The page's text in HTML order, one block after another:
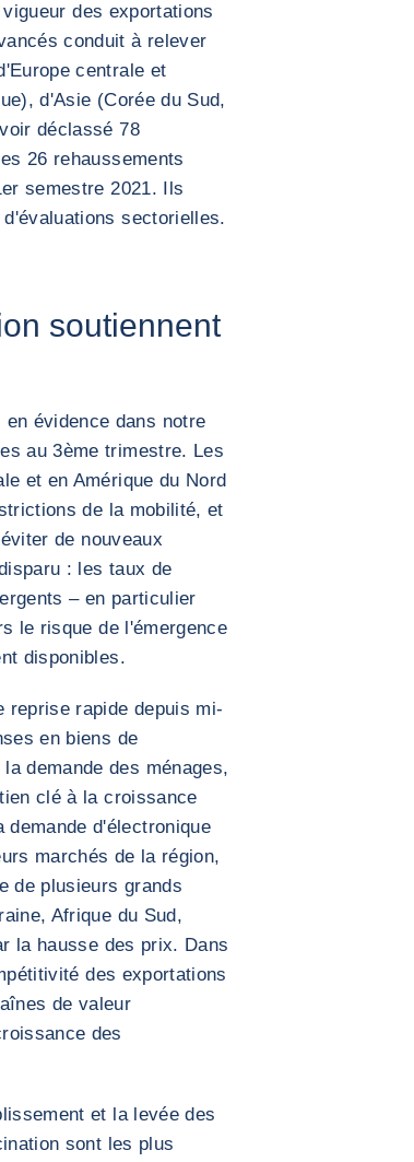
des exportations
conduit à relever
centrale et
d'Asie (Corée du Sud,
déclassé 78
26 rehaussements
semestre 2021. Ils
sectorielles.
soutiennent
évidence dans notre
au 3ème trimestre. Les
et en Amérique du Nord
de la mobilité, et
de nouveaux
: les taux de
– en particulier
le risque de l'émergence
disponibles.
reprise rapide depuis mi-
en biens de
demande des ménages,
clé à la croissance
demande d'électronique
marchés de la région,
de plusieurs grands
Afrique du Sud,
la hausse des prix. Dans
des exportations
de valeur
des
et la levée des
sont les plus